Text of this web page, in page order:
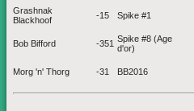
Grashnak
Blackhoof
-15 Spike #1
Bob Bifford -351 Spike #8 (Age
d'or)
Morg 'n' Thorg -31 BB2016